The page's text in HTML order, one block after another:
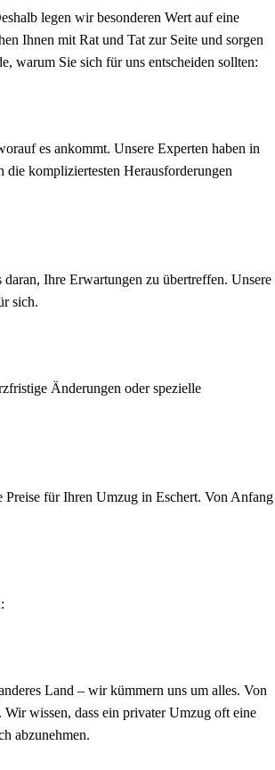
legen wir besonderen Wert auf eine
Ihnen mit Rat und Tat zur Seite und sorgen
warum Sie sich für uns entscheiden sollten:
es ankommt. Unsere Experten haben in
kompliziertesten Herausforderungen
Ihre Erwartungen zu übertreffen. Unsere
sich.
Änderungen oder spezielle
Preise für Ihren Umzug in Eschert. Von Anfang
Land – wir kümmern uns um alles. Von
wissen, dass ein privater Umzug oft eine
abzunehmen.